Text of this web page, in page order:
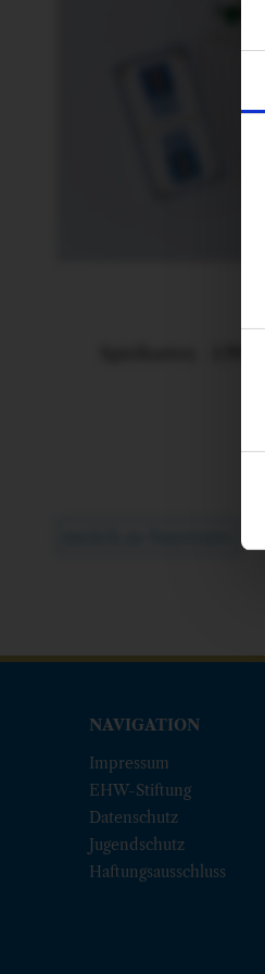
NAVIGATION
Impressum
EHW-Stiftung
Datenschutz
Jugendschutz
Haftungsausschluss